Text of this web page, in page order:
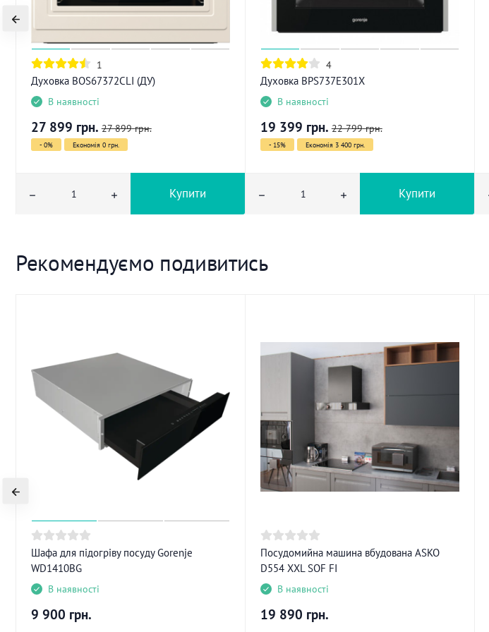
1
Духовка BOS67372CLI (ДУ)
В наявності
27 899 грн. 27 899 грн.
- 0% Економія 0 грн.
Купити
4
Духовка BPS737E301X
В наявності
19 399 грн. 22 799 грн.
- 15% Економія 3 400 грн.
Купити
Рекомендуємо подивитись
Шафа для підогріву посуду Gorenje
WD1410BG
В наявності
9 900 грн.
Посудомийна машина вбудована ASKO
D554 XXL SOF FI
В наявності
19 890 грн.